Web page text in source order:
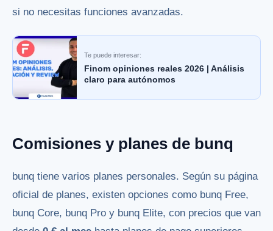
si no necesitas funciones avanzadas.
Te puede interesar:
Finom opiniones reales 2026 | Análisis
claro para autónomos
Comisiones y planes de bunq
bunq tiene varios planes personales. Según su página
oficial de planes, existen opciones como bunq Free,
bunq Core, bunq Pro y bunq Elite, con precios que van